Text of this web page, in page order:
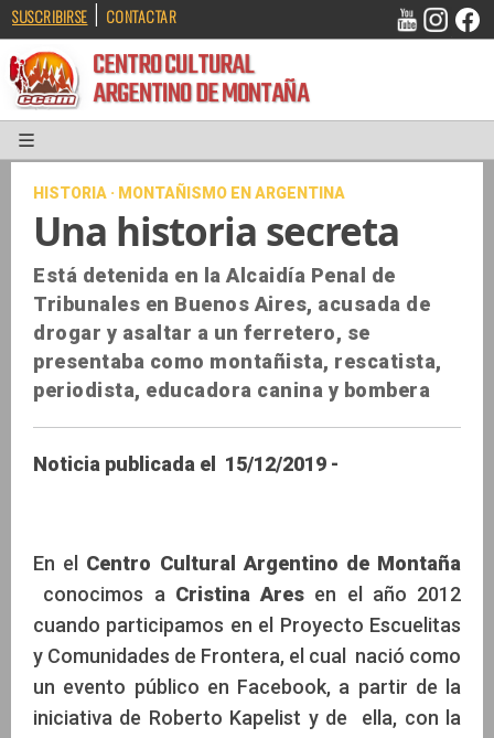
SUSCRIBIRSE | CONTACTAR
CENTRO CULTURAL
ARGENTINO DE MONTAÑA
HISTORIA · MONTAÑISMO EN ARGENTINA
Una historia secreta
Está detenida en la Alcaidía Penal de
Tribunales en Buenos Aires, acusada de
drogar y asaltar a un ferretero, se
presentaba como montañista, rescatista,
periodista, educadora canina y bombera
Noticia publicada el 15/12/2019 -
En el Centro Cultural Argentino de Montaña
conocimos a Cristina Ares en el año 2012
cuando participamos en el Proyecto Escuelitas
y Comunidades de Frontera, el cual nació como
un evento público en Facebook, a partir de la
iniciativa de Roberto Kapelist y de ella, con la